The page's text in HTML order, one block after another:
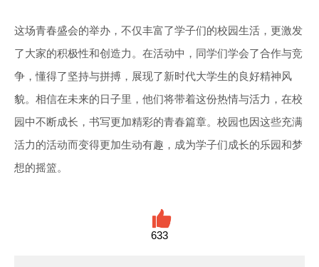
这场青春盛会的举办，不仅丰富了学子们的校园生活，更激发
了大家的积极性和创造力。在活动中，同学们学会了合作与竞
争，懂得了坚持与拼搏，展现了新时代大学生的良好精神风
貌。相信在未来的日子里，他们将带着这份热情与活力，在校
园中不断成长，书写更加精彩的青春篇章。校园也因这些充满
活力的活动而变得更加生动有趣，成为学子们成长的乐园和梦
想的摇篮。
633